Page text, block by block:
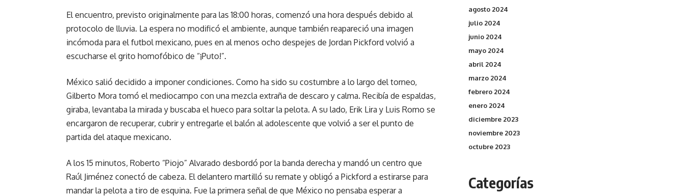
El encuentro, previsto originalmente para las 18:00 horas, comenzó una hora después debido al
protocolo de lluvia. La espera no modificó el ambiente, aunque también reapareció una imagen
incómoda para el futbol mexicano, pues en al menos ocho despejes de Jordan Pickford volvió a
escucharse el grito homofóbico de “¡Puto!”.
México salió decidido a imponer condiciones. Como ha sido su costumbre a lo largo del torneo,
Gilberto Mora tomó el mediocampo con una mezcla extraña de descaro y calma. Recibía de espaldas,
giraba, levantaba la mirada y buscaba el hueco para soltar la pelota. A su lado, Erik Lira y Luis Romo se
encargaron de recuperar, cubrir y entregarle el balón al adolescente que volvió a ser el punto de
partida del ataque mexicano.
A los 15 minutos, Roberto “Piojo” Alvarado desbordó por la banda derecha y mandó un centro que
Raúl Jiménez conectó de cabeza. El delantero martilló su remate y obligó a Pickford a estirarse para
mandar la pelota a tiro de esquina. Fue la primera señal de que México no pensaba esperar a
agosto 2024
julio 2024
junio 2024
mayo 2024
abril 2024
marzo 2024
febrero 2024
enero 2024
diciembre 2023
noviembre 2023
octubre 2023
Categorías